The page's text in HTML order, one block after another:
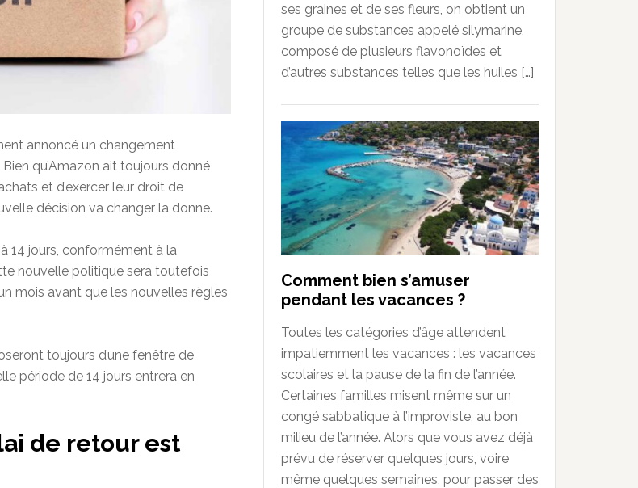
annoncé un changement
qu’Amazon ait toujours donné
et d’exercer leur droit de
décision va changer la donne.
14 jours, conformément à la
nouvelle politique sera toutefois
mois avant que les nouvelles règles
toujours d’une fenêtre de
période de 14 jours entrera en
de retour est
ses graines et de ses fleurs, on obtient un
groupe de substances appelé silymarine,
composé de plusieurs flavonoïdes et
d’autres substances telles que les huiles […]
Comment bien s’amuser
pendant les vacances ?
Toutes les catégories d’âge attendent
impatiemment les vacances : les vacances
scolaires et la pause de la fin de l’année.
Certaines familles misent même sur un
congé sabbatique à l’improviste, au bon
milieu de l’année. Alors que vous avez déjà
prévu de réserver quelques jours, voire
même quelques semaines, pour passer des